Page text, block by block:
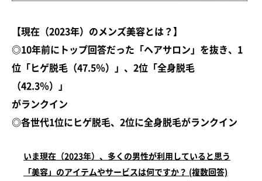
【現在（2023年）のメンズ美容とは？】
◎10年前にトップ回答だった「ヘアサロン」を抜き、1
位「ヒゲ脱毛（47.5％）」、2位「全身脱毛
（42.3％）」
がランクイン
◎各世代1位にヒゲ脱毛、2位に全身脱毛がランクイン
いま現在（2023年）、多くの男性が利用していると思う
「美容」のアイテムやサービスは何ですか？ (複数回答)